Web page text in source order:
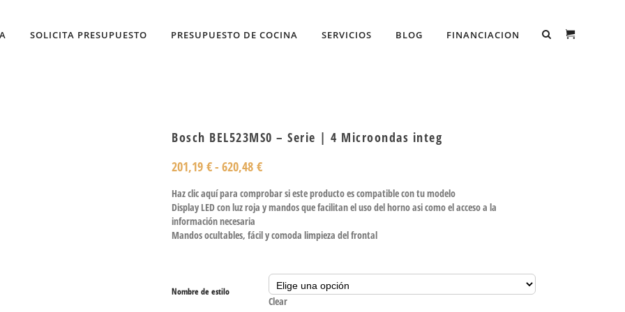
SOLICITA PRESUPUESTO PRESUPUESTO DE COCINA SERVICIOS BLOG FINANCIACION
Bosch BEL523MS0 – Serie | 4 Microondas integ
201,19 €- 620,48 €
Haz clic aquí para comprobar si este producto es compatible con tu modelo
Display LED con luz roja y mandos que facilitan el uso del horno asi como el acceso a la
información necesaria
Mandos ocultables, fácil y comoda limpieza del frontal
Nombre de estilo
Clear